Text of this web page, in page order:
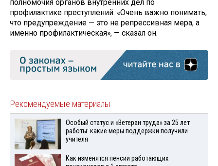
полномочия органов внутренних дел по
профилактике преступлений. «Очень важно понимать,
что предупреждение — это не репрессивная мера, а
именно профилактическая», — сказал он.
Рекомендуемые материалы
Особый статус и «Ветеран труда» за 25 лет
работы: какие меры поддержки получили
учителя
Как изменятся пенсии работающих